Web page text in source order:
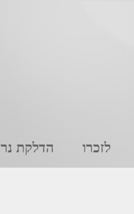
לזכרו הדלקת נר